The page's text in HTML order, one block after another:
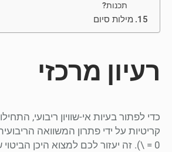
תכנות?
מילות סיום
רעיון מרכזי
כדי לפתור בעיות אי-שוויון ריבועי,
= 0 \). זה יעזור לכם למצוא היכן